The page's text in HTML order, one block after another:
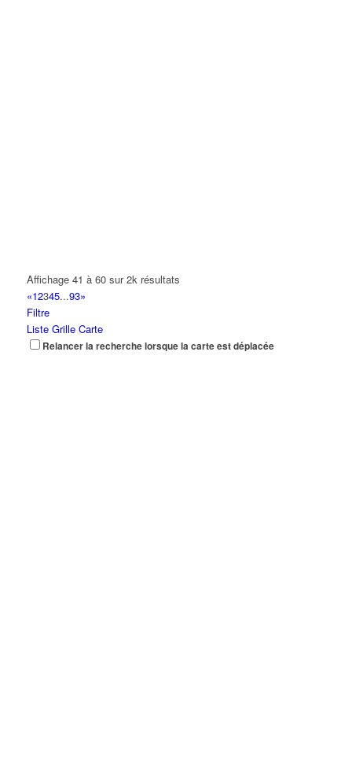
Affichage 41 à 60 sur 2k résultats
«12345...93»
Filtre
Liste Grille Carte
Relancer la recherche lorsque la carte est déplacée